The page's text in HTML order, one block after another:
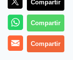
La diputada de
presidente del
Zapatero, que
Compartir
Compartir
Compartir